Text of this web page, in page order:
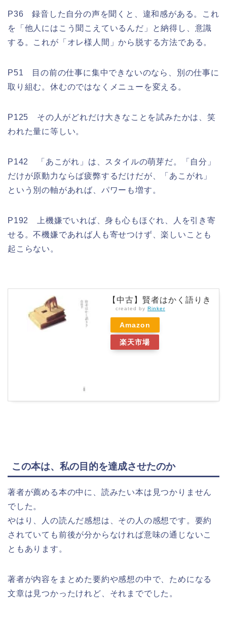
P36 録音した自分の声を聞くと、違和感がある。これ
を「他人にはこう聞こえているんだ」と納得し、意識
する。これが「オレ様人間」から脱する方法である。
P51 目の前の仕事に集中できないのなら、別の仕事に
取り組む。休むのではなくメニューを変える。
P125 その人がどれだけ大きなことを試みたかは、笑
われた量に等しい。
P142 「あこがれ」は、スタイルの萌芽だ。「自分」
だけが原動力ならば疲弊するだけだが、「あこがれ」
という別の軸があれば、パワーも増す。
P192 上機嫌でいれば、身も心もほぐれ、人を引き寄
せる。不機嫌であれば人も寄せつけず、楽しいことも
起こらない。
【中古】賢者はかく語りき
created by Rinker
Amazon
楽天市場
この本は、私の目的を達成させたのか
著者が薦める本の中に、読みたい本は見つかりません
でした。
やはり、人の読んだ感想は、その人の感想です。要約
されていても前後が分からなければ意味の通じないこ
ともあります。
著者が内容をまとめた要約や感想の中で、ためになる
文章は見つかったけれど、それまででした。